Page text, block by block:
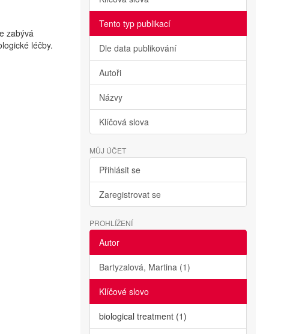
zabývá
léčby.
Tento typ publikací
Dle data publikování
Autoři
Názvy
Klíčová slova
MŮJ ÚČET
Přihlásit se
Zaregistrovat se
PROHLÍŽENÍ
Autor
Bartyzalová, Martina (1)
Klíčové slovo
biological treatment (1)